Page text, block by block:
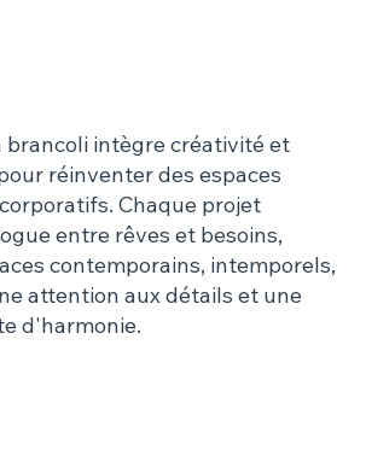
brancoli intègre créativité et
réinventer des espaces
Chaque projet
entre rêves et besoins,
contemporains, intemporels,
attention aux détails et une
d'harmonie.